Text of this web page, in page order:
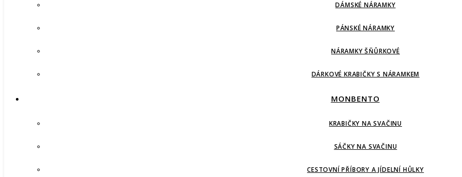
DÁMSKÉ NÁRAMKY
PÁNSKÉ NÁRAMKY
NÁRAMKY ŠŇŮRKOVÉ
DÁRKOVÉ KRABIČKY S NÁRAMKEM
MONBENTO
KRABIČKY NA SVAČINU
SÁČKY NA SVAČINU
CESTOVNÍ PŘÍBORY A JÍDELNÍ HŮLKY